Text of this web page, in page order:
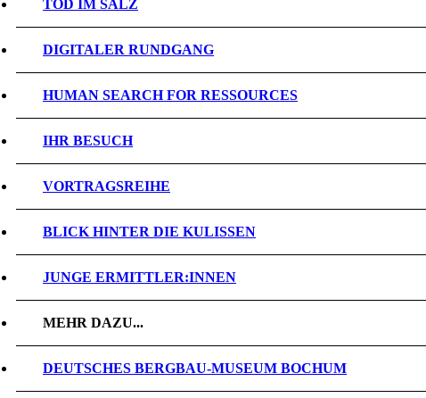
TOD IM SALZ
DIGITALER RUNDGANG
HUMAN SEARCH FOR RESSOURCES
IHR BESUCH
VORTRAGSREIHE
BLICK HINTER DIE KULISSEN
JUNGE ERMITTLER:INNEN
MEHR DAZU...
DEUTSCHES BERGBAU-MUSEUM BOCHUM